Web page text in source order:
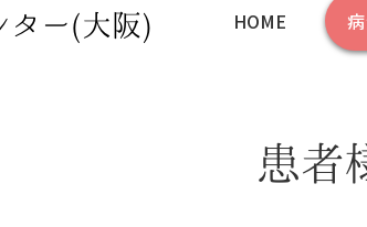
ター(大阪) HOME
患者